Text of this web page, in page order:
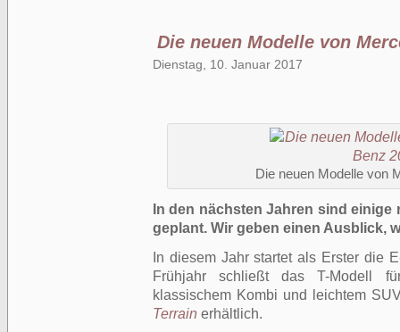
Die neuen Modelle von
Dienstag, 10. Januar 2017
Die neuen Modelle von
In den nächsten Jahren sind einige
geplant. Wir geben einen Ausblick,
In diesem Jahr startet als Erster die
Frühjahr schließt das T-Modell
klassischem Kombi und leichtem
Terrain erhältlich.